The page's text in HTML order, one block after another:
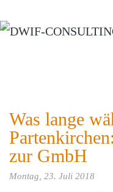
Zum Hauptinhalt
Was lange
zur GmbH
Montag, 23. Juli 2018